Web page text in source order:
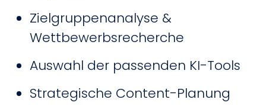
Zielgruppenanalyse &
Wettbewerbsrecherche
Auswahl der passenden KI-Tools
Strategische Content-Planung